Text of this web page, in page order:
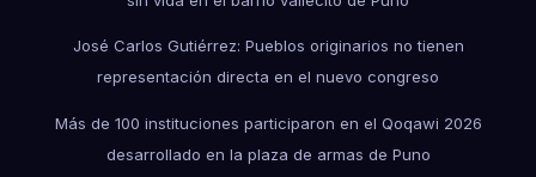
José Carlos Gutiérrez: Pueblos originarios no tienen
representación directa en el nuevo congreso
Más de 100 instituciones participaron en el Qoqawi 2026
desarrollado en la plaza de armas de Puno